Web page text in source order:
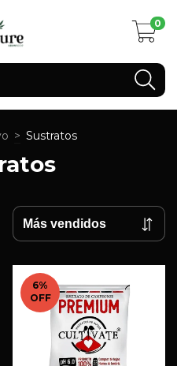
0
> Sustratos
6%
OFF